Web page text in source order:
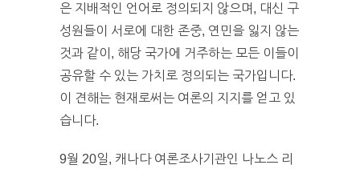
은 지배적인 언어로 정의되지 않으며, 대신 구
성원들이 서로에 대한 존중, 연민을 잃지 않는
것과 같이, 해당 국가에 거주하는 모든 이들이
공유할 수 있는 가치로 정의되는 국가입니다.
이 견해는 현재로써는 여론의 지지를 얻고 있
습니다.
9월 20일, 캐나다 여론조사기관인 나노스 리